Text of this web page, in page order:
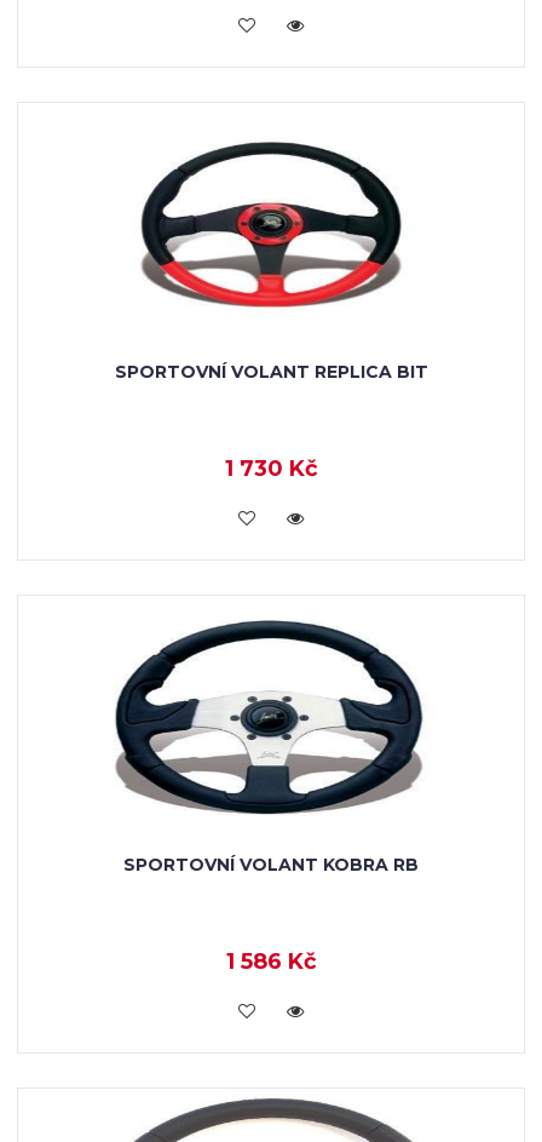
KOUPIT
SPORTOVNÍ VOLANT REPLICA BIT
1 730 Kč
KOUPIT
SPORTOVNÍ VOLANT KOBRA RB
1 586 Kč
KOUPIT